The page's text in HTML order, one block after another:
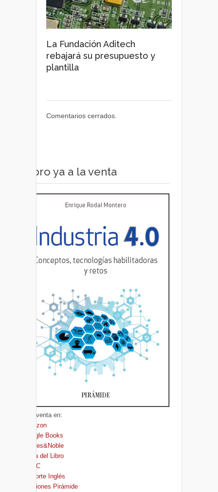
La Fundación Aditech
rebajará su presupuesto y
plantilla
Comentarios cerrados.
Libro ya a la venta
A la venta en:
Amazon
Google Books
Barnes&Noble
Casa del Libro
FNAC
El Corte Inglés
Ediciones Pirámide